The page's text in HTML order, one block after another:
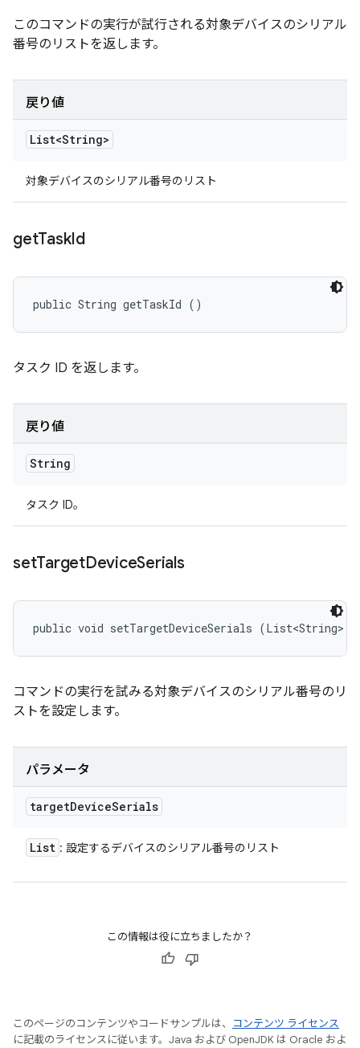
このコマンドの実行が試行される対象デバイスのシリアル
番号のリストを返します。
戻り値
List<String>
対象デバイスのシリアル番号のリスト
getTaskId
public String getTaskId ()
タスク ID を返します。
戻り値
String
タスク ID。
setTargetDeviceSerials
public void setTargetDeviceSerials (List<String>
コマンドの実行を試みる対象デバイスのシリアル番号のリ
ストを設定します。
パラメータ
targetDeviceSerials
List : 設定するデバイスのシリアル番号のリスト
この情報は役に立ちましたか？
このページのコンテンツやコードサンプルは、
コンテンツ ライセンス
に記載のライセンスに従います。Java および OpenJDK は Oracle およ